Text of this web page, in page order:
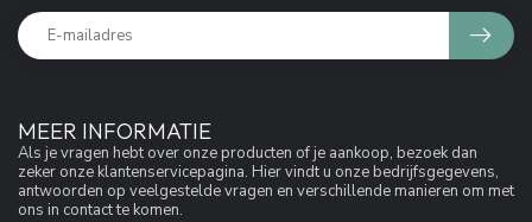
MEER INFORMATIE
Als je vragen hebt over onze producten of je aankoop, bezoek dan
zeker onze klantenservicepagina. Hier vindt u onze bedrijfsgegevens,
antwoorden op veelgestelde vragen en verschillende manieren om met
ons in contact te komen.